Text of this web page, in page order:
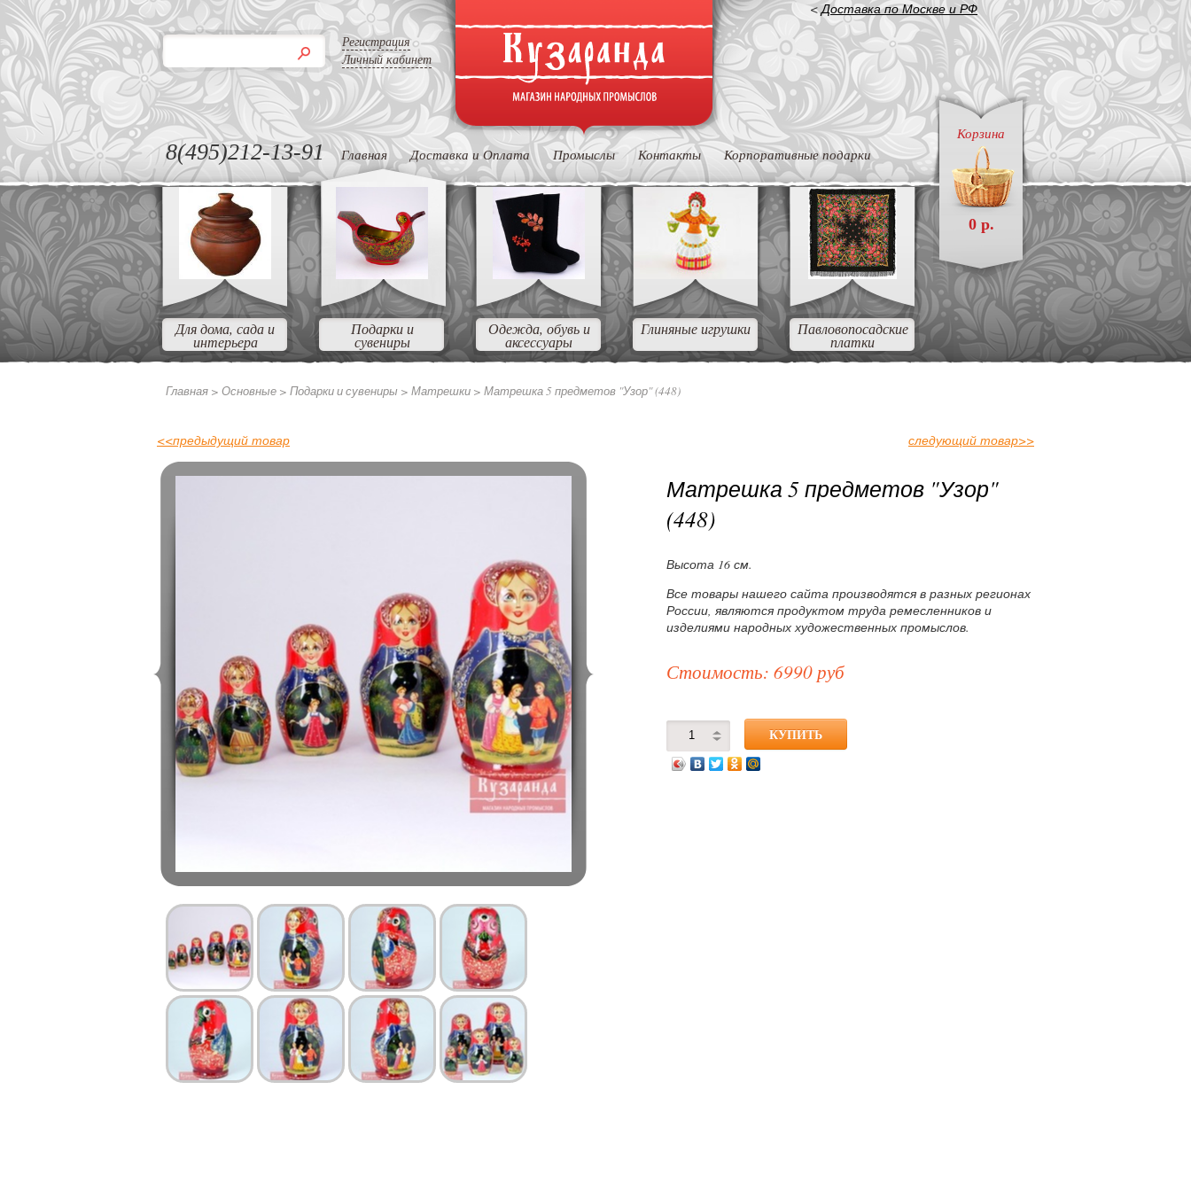
Регистрация
Личный кабинет
<Доставка по Москве и РФ
Корзина
0 р.
8(495)212-13-91 Главная Доставка и Оплата Промыслы Контакты Корпоративные подарки
Для дома, сада и
интерьера
Подарки и
сувениры
Одежда, обувь и
аксессуары
Глиняные игрушки Павловопосадские
платки
Главная > Основные > Подарки и сувениры > Матрешки > Матрешка 5 предметов "Узор" (448)
<<предыдущий товар следующий товар>>
Матрешка 5 предметов "Узор"
(448)
Высота 16 см.
Все товары нашего сайта производятся в разных регионах
России, являются продуктом труда ремесленников и
изделиями народных художественных промыслов.
Стоимость: 6990 руб